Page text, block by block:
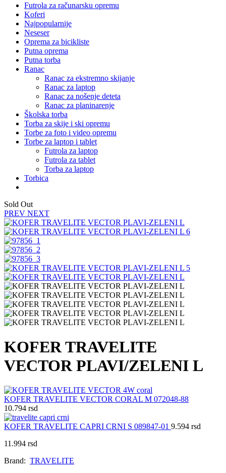
Futrola za računarsku opremu
Koferi
Najpopularnije
Neseser
Oprema za bicikliste
Putna oprema
Putna torba
Ranac
Ranac za ekstremno skijanje
Ranac za laptop
Ranac za nošenje deteta
Ranac za planinarenje
Školska torba
Torba za skije i ski opremu
Torbe za foto i video opremu
Torbe za laptop i tablet
Futrola za laptop
Futrola za tablet
Torba za laptop
Torbica
Sold Out
PREV NEXT
KOFER TRAVELITE
VECTOR PLAVI/ZELENI L
KOFER TRAVELITE VECTOR CORAL M 072048-88
10.794 rsd
KOFER TRAVELITE CAPRI CRNI S 089847-01 9.594 rsd
11.994 rsd
Brand: TRAVELITE